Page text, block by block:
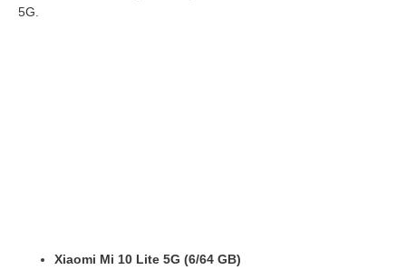
5G.
Xiaomi Mi 10 Lite 5G (6/64 GB)